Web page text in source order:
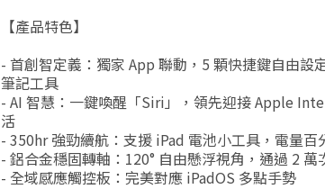
【產品特色】
- 首創智定義：獨家 App 聯動，5 顆快捷鍵自由設
筆記工具
- AI 智慧：一鍵喚醒「Siri」，領先迎接 Apple
活
- 350hr 強勁續航：支援 iPad 電池小工具，電量百
- 鋁合金穩固轉軸：120° 自由懸浮視角，通過 2 萬
- 全域感應觸控板：完美對應 iPadOS 多點手勢